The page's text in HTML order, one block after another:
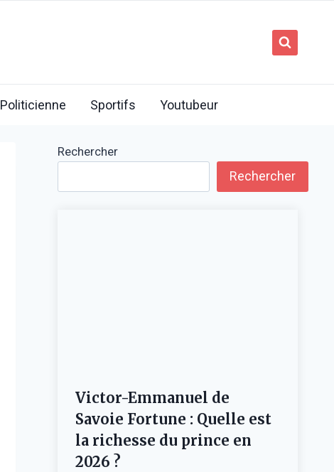
Politicienne Sportifs Youtubeur
Rechercher
Rechercher
Victor-Emmanuel de
Savoie Fortune : Quelle est
la richesse du prince en
2026 ?